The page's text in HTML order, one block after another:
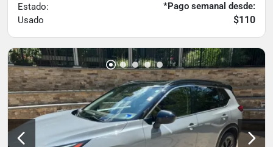
Estado:
Usado
*Pago semanal desde:
$110